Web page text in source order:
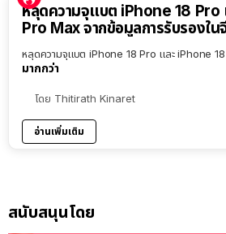
หลุดความจุแบต iPhone 18 Pro
Pro Max จากข้อมูลการรับรองใน
หลุดความจุแบต iPhone 18 Pro และ iPhone
มากกว่า
โดย Thitirath Kinaret
อ่านเพิ่มเติม
สนับสนุนโดย